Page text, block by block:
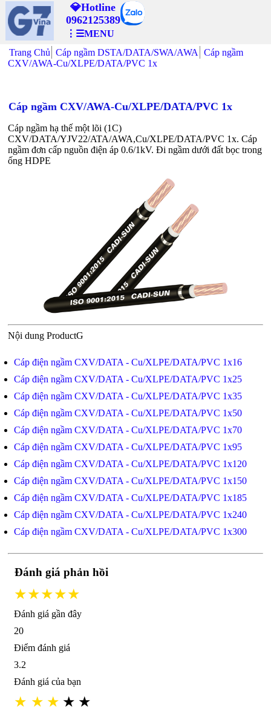
💎Hotline
0962125389
⋮☰MENU
Trang Chủ
Cáp ngầm DSTA/DATA/SWA/AWA
Cáp ngầm
CXV/AWA-Cu/XLPE/DATA/PVC 1x
Cáp ngầm CXV/AWA-Cu/XLPE/DATA/PVC 1x
Cáp ngầm hạ thế một lõi (1C)
CXV/DATA/YJV22/ATA/AWA,Cu/XLPE/DATA/PVC 1x. Cáp
ngầm đơn cấp nguồn điện áp 0.6/1kV. Đi ngầm dưới đất bọc trong
ống HDPE
Nội dung ProductG
Cáp điện ngầm CXV/DATA - Cu/XLPE/DATA/PVC 1x16
Cáp điện ngầm CXV/DATA - Cu/XLPE/DATA/PVC 1x25
Cáp điện ngầm CXV/DATA - Cu/XLPE/DATA/PVC 1x35
Cáp điện ngầm CXV/DATA - Cu/XLPE/DATA/PVC 1x50
Cáp điện ngầm CXV/DATA - Cu/XLPE/DATA/PVC 1x70
Cáp điện ngầm CXV/DATA - Cu/XLPE/DATA/PVC 1x95
Cáp điện ngầm CXV/DATA - Cu/XLPE/DATA/PVC 1x120
Cáp điện ngầm CXV/DATA - Cu/XLPE/DATA/PVC 1x150
Cáp điện ngầm CXV/DATA - Cu/XLPE/DATA/PVC 1x185
Cáp điện ngầm CXV/DATA - Cu/XLPE/DATA/PVC 1x240
Cáp điện ngầm CXV/DATA - Cu/XLPE/DATA/PVC 1x300
Đánh giá phản hồi
★★★★★
Đánh giá gần đây
20
Điểm đánh giá
3.2
Đánh giá của bạn
★ ★ ★ ★ ★